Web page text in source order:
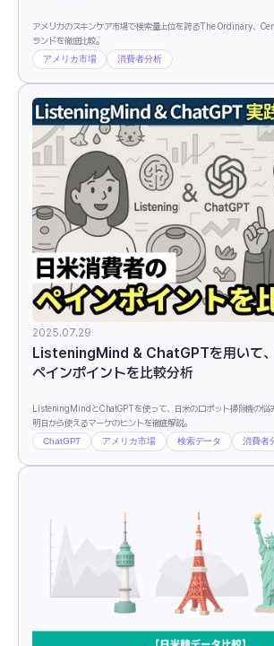
アメリカのスキンケア市場で検索量上位を誇るThe Ordinary、
ランドを徹底比較。
アメリカ市場 消費者分析
2025.07.29
ListeningMind & ChatGPTを用いて
ペインポイントを比較分析
ListeningMindとChatGPTを使って、日米のロボット掃除機の悩
明日から使えるマーケのヒントを徹底解説。
ChatGPT アメリカ市場 検索データ 消費者